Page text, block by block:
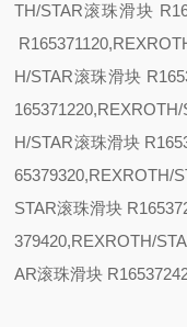
TH/STAR滚珠滑块
H/STAR滚珠滑块
H/STAR滚珠滑块
65379320,REXROTH/
STAR滚珠滑块
379420,REXROTH/
AR滚珠滑块